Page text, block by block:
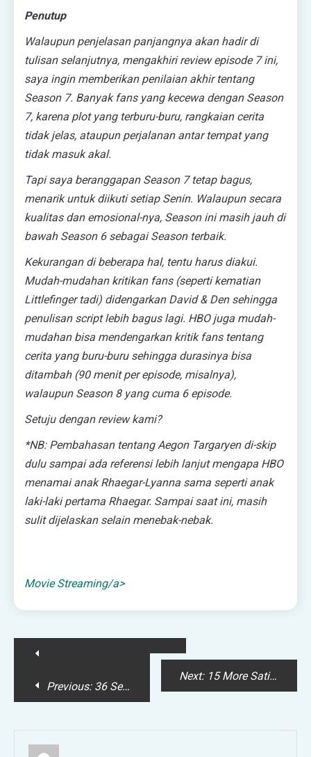
Penutup
Walaupun penjelasan panjangnya akan hadir di
tulisan selanjutnya, mengakhiri review episode 7 ini,
saya ingin memberikan penilaian akhir tentang
Season 7. Banyak fans yang kecewa dengan Season
7, karena plot yang terburu-buru, rangkaian cerita
tidak jelas, ataupun perjalanan antar tempat yang
tidak masuk akal.
Tapi saya beranggapan Season 7 tetap bagus,
menarik untuk diikuti setiap Senin. Walaupun secara
kualitas dan emosional-nya, Season ini masih jauh di
bawah Season 6 sebagai Season terbaik.
Kekurangan di beberapa hal, tentu harus diakui.
Mudah-mudahan kritikan fans (seperti kematian
Littlefinger tadi) didengarkan David & Den sehingga
penulisan scriptlebih bagus lagi. HBO juga mudah-
mudahan bisa mendengarkan kritik fans tentang
cerita yang buru-buru sehingga durasinya bisa
ditambah (90 menit per episode, misalnya),
walaupun Season 8 yang cuma 6 episode.
Setuju dengan review kami?
*NB: Pembahasan tentang Aegon Targaryen di-skip
dulu sampai ada referensi lebih lanjut mengapa HBO
menamai anak Rhaegar-Lyanna sama seperti anak
laki-laki pertama Rhaegar. Sampai saat ini, masih
sulit dijelaskan selain menebak-nebak.
Movie Streaming/a>
Post
navigation
Previous: 36 Ser Jorah “Friendzone” Mormont Memes To Make You LOL
Next: 15 More Satisfying Moments In Game Of Thrones